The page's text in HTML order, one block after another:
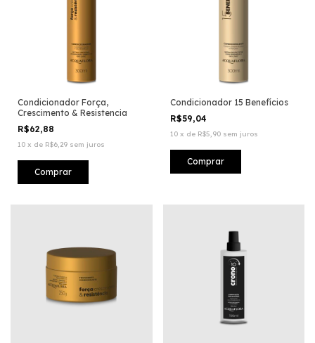
Condicionador Força,
Crescimento & Resistencia
R$62,88
10 x de R$6,29 sem juros
Condicionador 15 Benefícios
R$59,04
10 x de R$5,90 sem juros